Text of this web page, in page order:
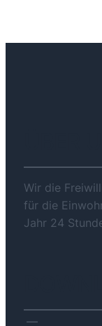
Wir die
für die
Jahr 24